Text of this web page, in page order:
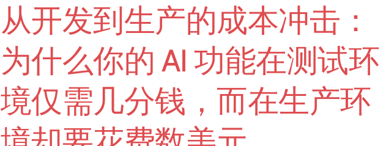
从开发到生产的成本冲击：
为什么你的 AI 功能在测试环
境仅需几分钱，而在生产环